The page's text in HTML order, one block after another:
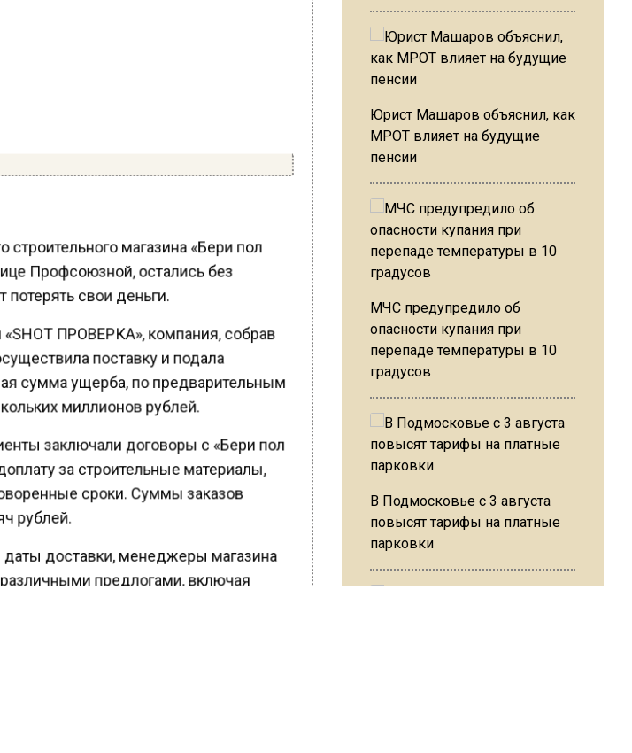
строительного магазина «Бери пол
Профсоюзной, остались без
свои деньги.
ПРОВЕРКА», компания, собрав
поставку и подала
сумма ущерба, по предварительным
миллионов рублей.
заключали договоры с «Бери пол
за строительные материалы,
сроки. Суммы заказов
рублей.
доставки, менеджеры магазина
предлогами, включая
Юрист Машаров объяснил, как
МРОТ влияет на будущие
пенсии
МЧС предупредило об
опасности купания при
перепаде температуры в 10
градусов
В Подмосковье с 3 августа
повысят тарифы на платные
парковки